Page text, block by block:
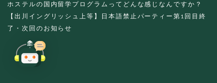
ホステルの国内留学プログラムってどんな感じなんですか？
【出川イングリッシュ上等】日本語禁止パーティー第1回目終
了・次回のお知らせ